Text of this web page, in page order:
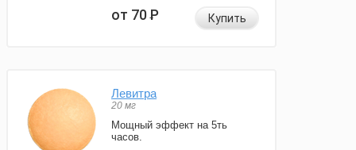
от 70Р Купить
Левитра
20 мг
Мощный эффект на 5ть
часов.